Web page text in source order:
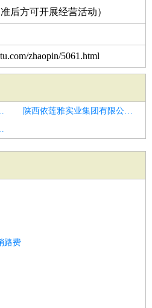
后方可开展经营活动）
zhaopin/5061.html
司招聘油漆工
陕西依莲雅实业集团有限公司招聘设计院专线
薪诚聘油漆工
路费